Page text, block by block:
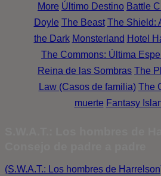
More Último Destino Battle
Doyle The Beast The Shield:
the Dark Monsterland Hotel
The Commons: Última
Reina de las Sombras The
Law (Casos de familia) The
muerte Fantasy
(S.W.A.T.: Los hombres de